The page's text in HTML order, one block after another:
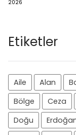
2026
Etiketler
Aile Alan
Bölge
Ceza
Doğu